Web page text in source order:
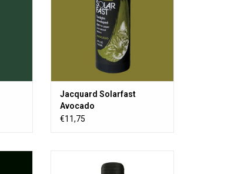
Textilien, Holz, Papier usw.
ZUM WARENKORB HINZUFÜGEN
Jacquard Solarfast
Avocado
€11,75
dem
entwickelten Farbstoff von